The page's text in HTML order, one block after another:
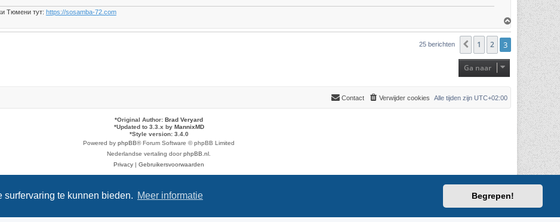
surfervaring te kunnen bieden. Meer informatie Begrepen!
Тюмени тут: https://sosamba-72.com
O
m
25 berichten Vorige
1 2 3
Ga naar
Alle tijden zijn UTC+02:00
Verwijder cookies
Contact
*Original Author: Brad Veryard
*Updated to 3.3.x by MannixMD
*Style version: 3.4.0
Powered by phpBB® Forum Software © phpBB Limited
Nederlandse vertaling doorphpBB.nl .
Privacy
Gebruikersvoorwaarden